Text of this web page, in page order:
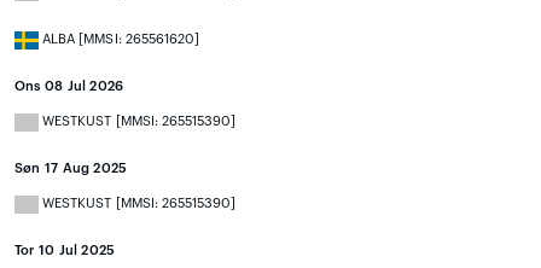
ALBA [MMSI: 265561620]
Ons 08 Jul 2026
WESTKUST [MMSI: 265515390]
Søn 17 Aug 2025
WESTKUST [MMSI: 265515390]
Tor 10 Jul 2025